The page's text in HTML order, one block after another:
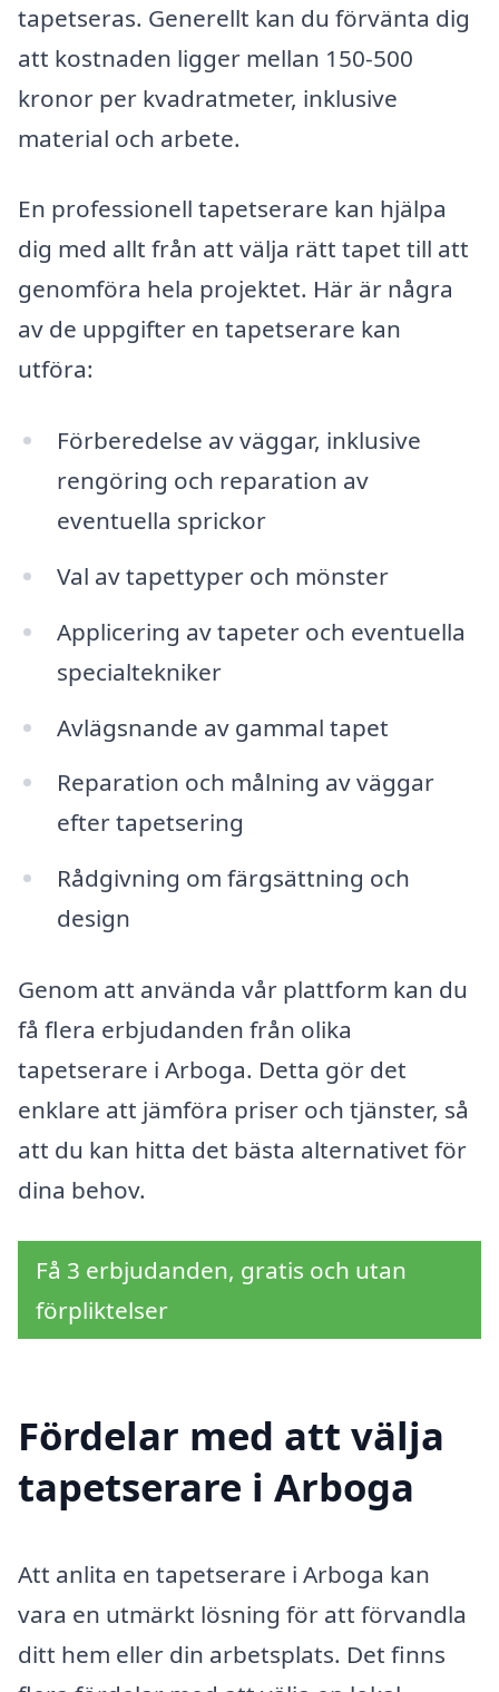
tapetseras. Generellt kan du förvänta dig
att kostnaden ligger mellan 150-500
kronor per kvadratmeter, inklusive
material och arbete.
En professionell tapetserare kan hjälpa
dig med allt från att välja rätt tapet till att
genomföra hela projektet. Här är några
av de uppgifter en tapetserare kan
utföra:
Förberedelse av väggar, inklusive
rengöring och reparation av
eventuella sprickor
Val av tapettyper och mönster
Applicering av tapeter och eventuella
specialtekniker
Avlägsnande av gammal tapet
Reparation och målning av väggar
efter tapetsering
Rådgivning om färgsättning och
design
Genom att använda vår plattform kan du
få flera erbjudanden från olika
tapetserare i Arboga. Detta gör det
enklare att jämföra priser och tjänster, så
att du kan hitta det bästa alternativet för
dina behov.
Få 3 erbjudanden, gratis och utan
förpliktelser
Fördelar med att välja
tapetserare i Arboga
Att anlita en tapetserare i Arboga kan
vara en utmärkt lösning för att förvandla
ditt hem eller din arbetsplats. Det finns